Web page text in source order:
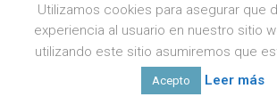
Utilizamos cookies para asegurar que
experiencia al usuario en nuestro sitio
utilizando este sitio asumiremos que
Acepto Leer más
Social media & sharing icons powered by